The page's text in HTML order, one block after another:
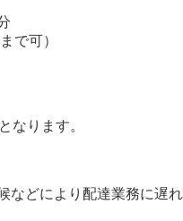
で可）
なります。
などにより配達業務に遅れ